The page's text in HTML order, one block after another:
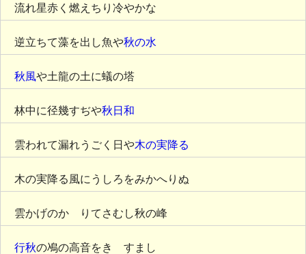
流れ星赤く燃えちり冷やかな
逆立ちて藻を出し魚や秋の水
秋風や土龍の土に蟻の塔
林中に径幾すぢや秋日和
雲われて漏れうごく日や木の実降る
木の実降る風にうしろをみかへりぬ
雲かげのかゝりてさむし秋の峰
行秋の鳰の高音をきゝすまし